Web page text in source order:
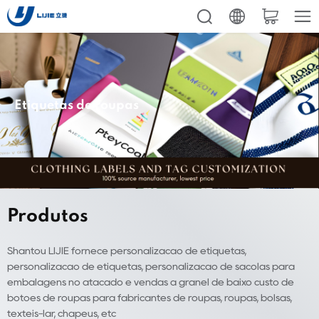
Etiquetas de roupas
Produtos
Shantou LIJIE fornece personalização de etiquetas,
personalização de etiquetas, personalização de sacolas para
embalagens no atacado e vendas a granel de baixo custo de
botões de roupas para fabricantes de roupas, roupas, bolsas,
têxteis-lar, chapéus, etc